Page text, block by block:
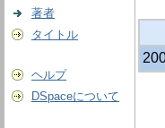
著者
タイトル
ヘルプ
DSpaceについて